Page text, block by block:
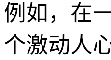
例如，在
个激动人